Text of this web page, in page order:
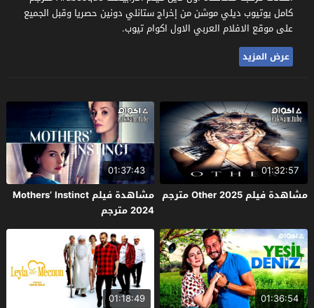
كامل يوتيوب ديلي موشن من إخراج ستانلي دونين حصريا وقبل الجميع
على موقع الافلام العربي الاول اكوام تيوب.
عرض المزيد
01:32:57
مشاهدة فيلم Other 2025 مترجم
01:37:43
مشاهدة فيلم Mothers’ Instinct
2024 مترجم
01:36:54
01:18:49